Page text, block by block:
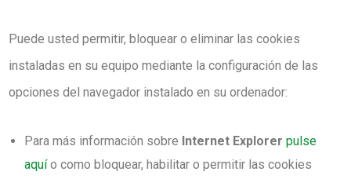
Puede usted permitir, bloquear o eliminar las cookies
instaladas en su equipo mediante la configuración de las
opciones del navegador instalado en su ordenador:
Para más información sobre Internet Explorer pulse
aquío como bloquear, habilitar o permitir las cookies